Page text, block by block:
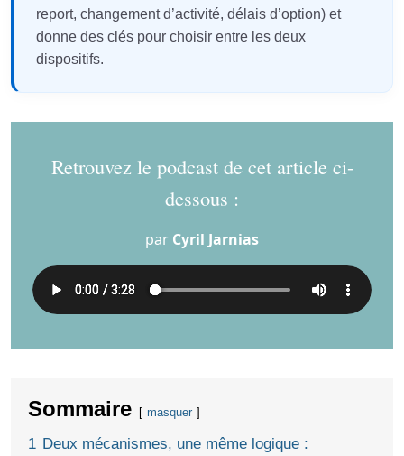
report, changement d’activité, délais d’option) et
donne des clés pour choisir entre les deux
dispositifs.
Retrouvez le podcast de cet article ci-
dessous :
par Cyril Jarnias
Sommaire masquer
1 Deux mécanismes, une même logique :